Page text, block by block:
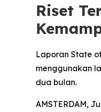
Riset
Laporan State
menggunakan
dua bulan.
AMSTERDAM,